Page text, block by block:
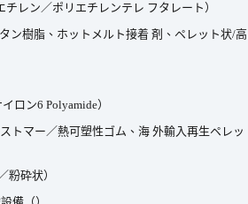
チレン／ポリエチレンテレ フタレート）
ン樹脂、ホットメルト接着 剤、ペレット状/高
ロン6 Polyamide）
トマー／熱可塑性ゴム、海 外輸入再生ペレッ
粉砕状）